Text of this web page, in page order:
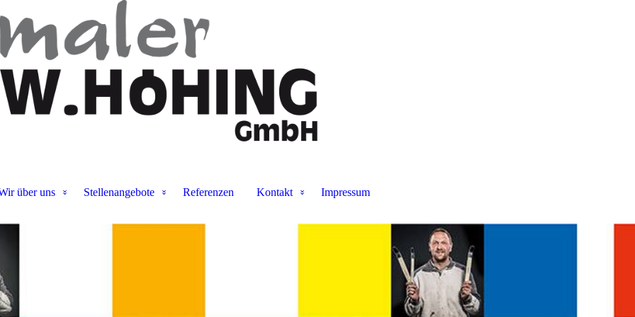
über uns Stellenangebote Referenzen Kontakt Impressum